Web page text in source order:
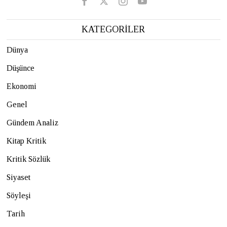
KATEGORİLER
Dünya
Düşünce
Ekonomi
Genel
Gündem Analiz
Kitap Kritik
Kritik Sözlük
Siyaset
Söyleşi
Tarih